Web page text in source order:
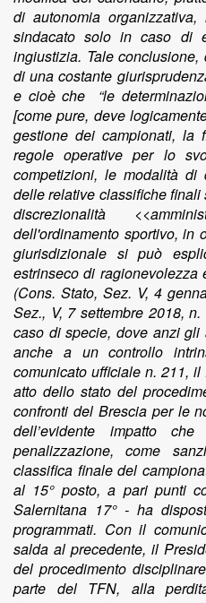
di autonomia
sindacato solo in caso di
ingiustizia. Tale
di una costante
e cioè che “le
[come pure, deve
gestione dei campionati, la
regole operative per lo
competizioni, le modalità di
delle relative classifiche
discrezionalità
dell'ordinamento sportivo, in
giurisdizionale si può
estrinseco di
(Cons. Stato, Sez. V, 4
Sez., V, 7 settembre 2018,
caso di specie, dove anzi gli
anche a un controllo
comunicato ufficiale n. 211,
atto dello stato del
confronti del Brescia per le
dell’evidente impatto
penalizzazione, come
classifica finale del
al 15° posto, a pari punti
Salernitana 17° - ha
programmati. Con il
salda al precedente, il
del procedimento
parte del TFN, alla